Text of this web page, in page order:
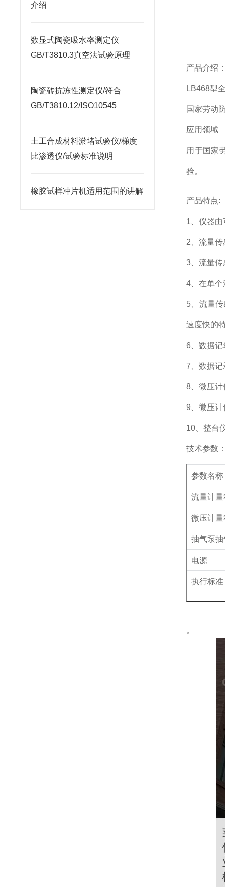
介绍
数显式陶瓷吸水率测定仪
GB/T3810.3真空法试验原理
陶瓷砖抗冻性测定仪/符合
GB/T3810.12/ISO10545
土工合成材料淤堵试验仪/梯度
比渗透仪/试验标准说明
橡胶试样冲片机适用范围的讲解
产品介绍
LB468型
国家劳动
应用领域
用于国家
验。
产品特点:
1 、仪器
2 、流量
3 、流量
4 、在单
5 、流量
速度快的
6 、数据
7 、数据
8 、微压
9 、微压
10 、整
技术参数
参数名称
流量计量
微压计量
抽气泵
电源
执行标准
。